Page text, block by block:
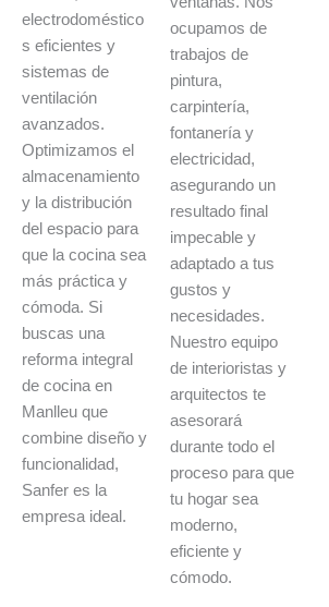
electrodoméstico
s eficientes y
sistemas de
ventilación
avanzados.
Optimizamos el
almacenamiento
y la distribución
del espacio para
que la cocina sea
más práctica y
cómoda. Si
buscas una
reforma integral
de cocina en
Manlleu que
combine diseño y
funcionalidad,
Sanfer es la
empresa ideal.
ocupamos de
trabajos de
pintura,
carpintería,
fontanería y
electricidad,
asegurando un
resultado final
impecable y
adaptado a tus
gustos y
necesidades.
Nuestro equipo
de interioristas y
arquitectos te
asesorará
durante todo el
proceso para que
tu hogar sea
moderno,
eficiente y
cómodo.